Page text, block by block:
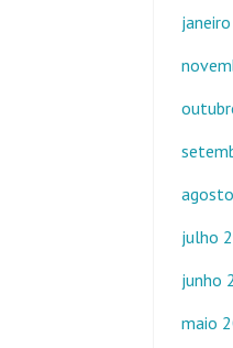
julho
junho
maio